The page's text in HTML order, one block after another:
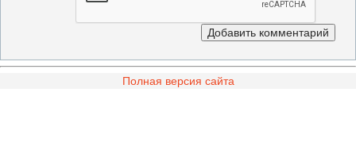
Полная версия сайта